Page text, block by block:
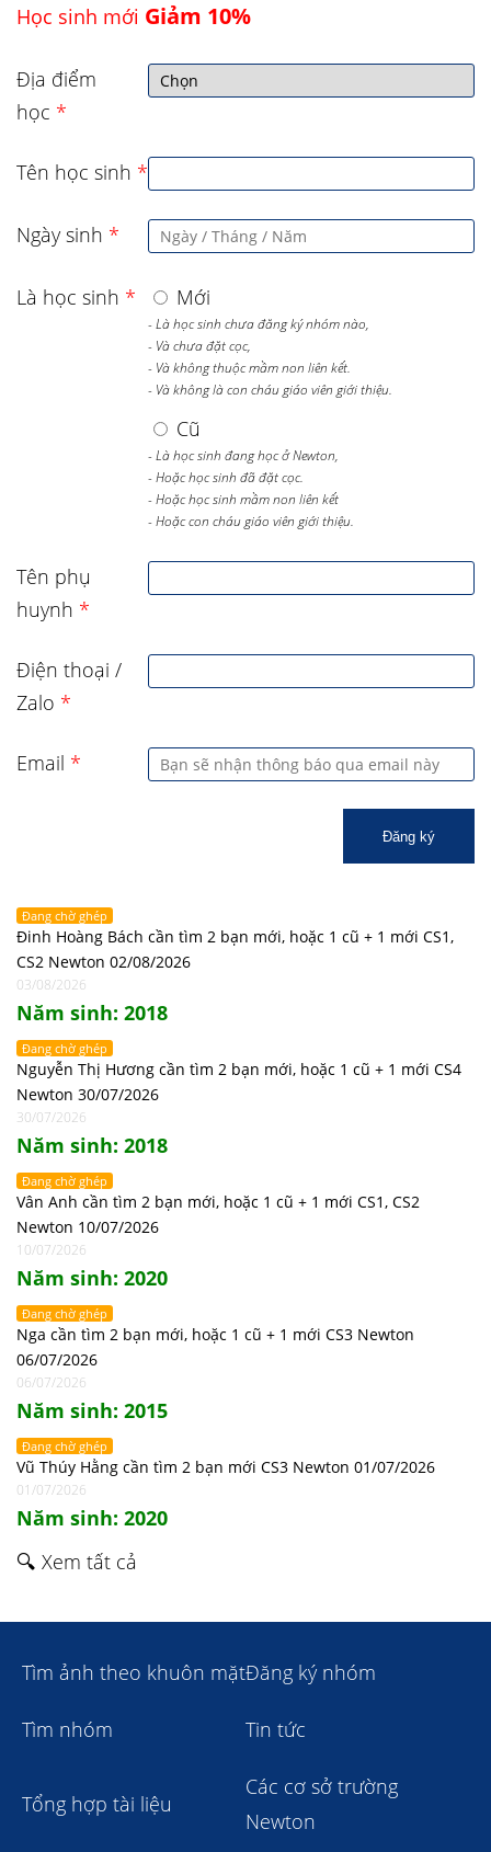
Học sinh mới Giảm 10%
Địa điểm
học *
Tên học sinh *
Ngày sinh *
Là học sinh * Mới
- Là học sinh chưa đăng ký nhóm nào,
- Và chưa đặt cọc,
- Và không thuộc mầm non liên kết.
- Và không là con cháu giáo viên giới thiệu.
Cũ
- Là học sinh đang học ở Newton,
- Hoặc học sinh đã đặt cọc.
- Hoặc học sinh mầm non liên kết
- Hoặc con cháu giáo viên giới thiệu.
Tên phụ
huynh *
Điện thoại /
Zalo *
Email *
Đăng ký
Đang chờ ghép
Đinh Hoàng Bách cần tìm 2 bạn mới, hoặc 1 cũ + 1 mới CS1,
CS2 Newton 02/08/2026
03/08/2026
Năm sinh: 2018
Đang chờ ghép
Nguyễn Thị Hương cần tìm 2 bạn mới, hoặc 1 cũ + 1 mới CS4
Newton 30/07/2026
30/07/2026
Năm sinh: 2018
Đang chờ ghép
Vân Anh cần tìm 2 bạn mới, hoặc 1 cũ + 1 mới CS1, CS2
Newton 10/07/2026
10/07/2026
Năm sinh: 2020
Đang chờ ghép
Nga cần tìm 2 bạn mới, hoặc 1 cũ + 1 mới CS3 Newton
06/07/2026
06/07/2026
Năm sinh: 2015
Đang chờ ghép
Vũ Thúy Hằng cần tìm 2 bạn mới CS3 Newton 01/07/2026
01/07/2026
Năm sinh: 2020
🔍 Xem tất cả
Tìm ảnh theo khuôn mặtĐăng ký nhóm
Tìm nhóm Tin tức
Tổng hợp tài liệu
Các cơ sở trường
Newton